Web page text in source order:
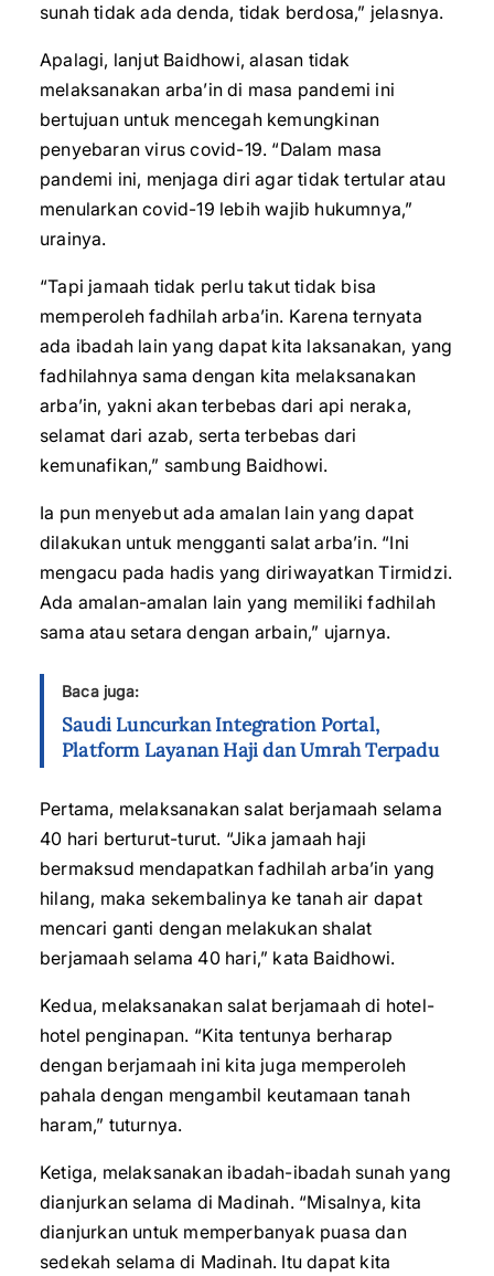
sunah tidak ada denda, tidak berdosa,” jelasnya.
Apalagi, lanjut Baidhowi, alasan tidak
melaksanakan arba’in di masa pandemi ini
bertujuan untuk mencegah kemungkinan
penyebaran virus covid-19. “Dalam masa
pandemi ini, menjaga diri agar tidak tertular atau
menularkan covid-19 lebih wajib hukumnya,”
urainya.
“Tapi jamaah tidak perlu takut tidak bisa
memperoleh fadhilah arba’in. Karena ternyata
ada ibadah lain yang dapat kita laksanakan, yang
fadhilahnya sama dengan kita melaksanakan
arba’in, yakni akan terbebas dari api neraka,
selamat dari azab, serta terbebas dari
kemunafikan,” sambung Baidhowi.
Ia pun menyebut ada amalan lain yang dapat
dilakukan untuk mengganti salat arba’in. “Ini
mengacu pada hadis yang diriwayatkan Tirmidzi.
Ada amalan-amalan lain yang memiliki fadhilah
sama atau setara dengan arbain,” ujarnya.
Baca juga:
Saudi Luncurkan Integration Portal,
Platform Layanan Haji dan Umrah Terpadu
Pertama, melaksanakan salat berjamaah selama
40 hari berturut-turut. “Jika jamaah haji
bermaksud mendapatkan fadhilah arba’in yang
hilang, maka sekembalinya ke tanah air dapat
mencari ganti dengan melakukan shalat
berjamaah selama 40 hari,” kata Baidhowi.
Kedua, melaksanakan salat berjamaah di hotel-
hotel penginapan. “Kita tentunya berharap
dengan berjamaah ini kita juga memperoleh
pahala dengan mengambil keutamaan tanah
haram,” tuturnya.
Ketiga, melaksanakan ibadah-ibadah sunah yang
dianjurkan selama di Madinah. “Misalnya, kita
dianjurkan untuk memperbanyak puasa dan
sedekah selama di Madinah. Itu dapat kita